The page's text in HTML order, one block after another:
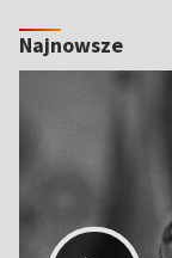
Najnowsze